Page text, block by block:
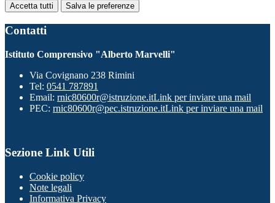
Accetta tutti Salva le preferenze
Contatti
Istituto Comprensivo "Alberto Marvelli"
Via Covignano 238 Rimini
Tel: 0541 787891
Email: rnic80600r@istruzione.itLink per inviare una mail
PEC: rnic80600r@pec.istruzione.itLink per inviare una mail
Sezione Link Utili
Cookie policy
Note legali
Informativa Privacy